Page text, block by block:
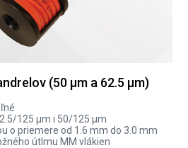
(50 µm a 62.5 µm)
125 µm i 50/125 µm
o priemere od 1.6 mm do 3.0 mm
útlmu MM vlákien